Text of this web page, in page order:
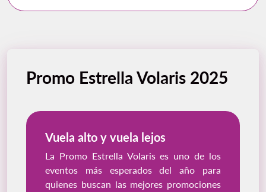
Promo Estrella Volaris 2025
Vuela alto y vuela lejos
La Promo Estrella Volaris es uno de los
eventos más esperados del año para
quienes buscan las mejores promociones